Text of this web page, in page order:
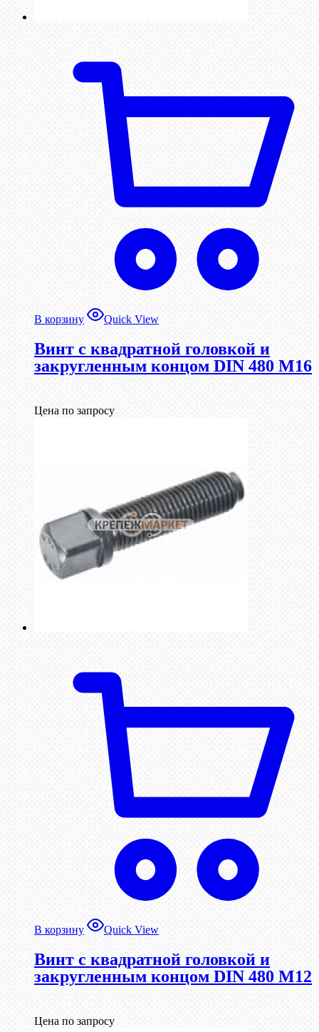
В корзину Quick View
Винт с квадратной головкой и
закругленным концом DIN 480 М16
Цена по запросу
В корзину Quick View
Винт с квадратной головкой и
закругленным концом DIN 480 М12
Цена по запросу